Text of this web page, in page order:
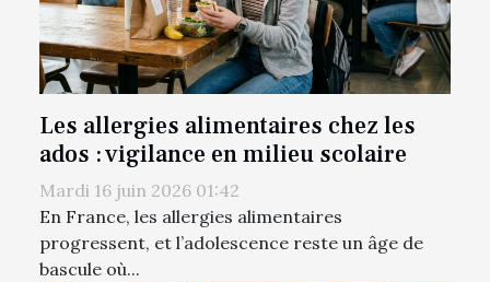
Les allergies alimentaires chez les
ados : vigilance en milieu scolaire
Mardi 16 juin 2026 01:42
En France, les allergies alimentaires
progressent, et l’adolescence reste un âge de
bascule où...